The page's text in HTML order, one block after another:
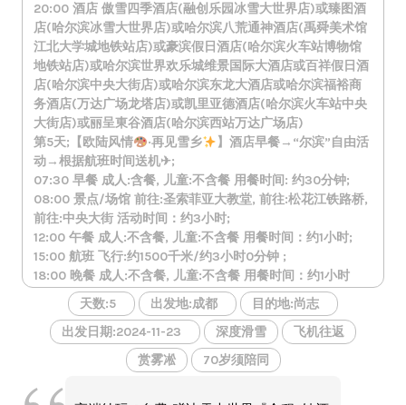
20:00 酒店 傲雪四季酒店(融创乐园冰雪大世界店)或臻图酒
店(哈尔滨冰雪大世界店)或哈尔滨八荒通神酒店(禹舜美术馆
江北大学城地铁站店)或豪滨假日酒店(哈尔滨火车站博物馆
地铁站店)或哈尔滨世界欢乐城维景国际大酒店或百祥假日酒
店(哈尔滨中央大街店)或哈尔滨东龙大酒店或哈尔滨福裕商
务酒店(万达广场龙塔店)或凯里亚德酒店(哈尔滨火车站中央
大街店)或丽呈東谷酒店(哈尔滨西站万达广场店)
第5天;【欧陆风情
·再见雪乡
】酒店早餐→“尔滨”自由活
动→根据航班时间送机✈;
07:30 早餐 成人:含餐, 儿童:不含餐 用餐时间: 约30分钟;
08:00 景点/场馆 前往:圣索菲亚大教堂, 前往:松花江铁路桥,
前往:中央大街 活动时间：约3小时;
12:00 午餐 成人:不含餐, 儿童:不含餐 用餐时间：约1小时;
15:00 航班 飞行:约1500千米/约3小时0分钟 ;
18:00 晚餐 成人:不含餐, 儿童:不含餐 用餐时间：约1小时
天数:5
出发地:成都
目的地:尚志
出发日期:2024-11-23
深度滑雪
飞机往返
赏雾凇
70岁须陪同